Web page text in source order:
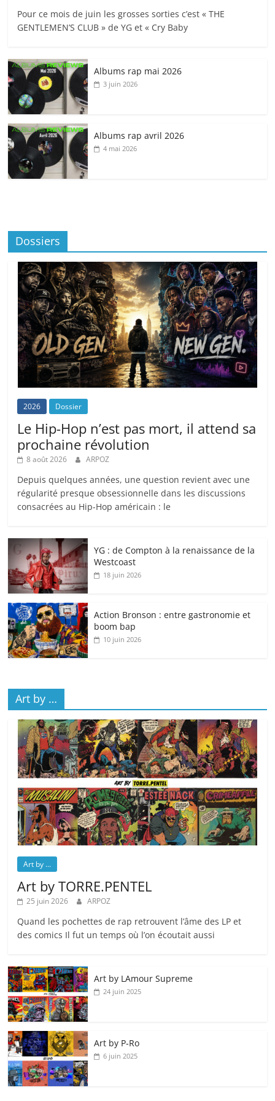
Pour ce mois de juin les grosses sorties c’est « THE
GENTLEMEN’S CLUB » de YG et « Cry Baby
Albums rap mai 2026
3 juin 2026
Albums rap avril 2026
4 mai 2026
Dossiers
2026 Dossier
Le Hip-Hop n’est pas mort, il attend sa
prochaine révolution
8 août 2026 ARPOZ
Depuis quelques années, une question revient avec une
régularité presque obsessionnelle dans les discussions
consacrées au Hip-Hop américain : le
YG : de Compton à la renaissance de la
Westcoast
18 juin 2026
Action Bronson : entre gastronomie et
boom bap
10 juin 2026
Art by …
Art by ...
Art by TORRE.PENTEL
25 juin 2026 ARPOZ
Quand les pochettes de rap retrouvent l’âme des LP et
des comics Il fut un temps où l’on écoutait aussi
Art by LAmour Supreme
24 juin 2025
Art by P‑Ro
6 juin 2025